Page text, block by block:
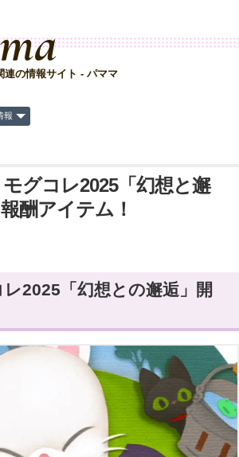
連の情報サイト - パママ
報
モグコレ2025「幻想と邂
酬アイテム！
2025「幻想との邂逅」開